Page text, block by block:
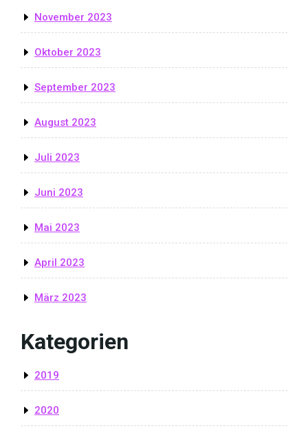
November 2023
Oktober 2023
September 2023
August 2023
Juli 2023
Juni 2023
Mai 2023
April 2023
März 2023
Kategorien
2019
2020